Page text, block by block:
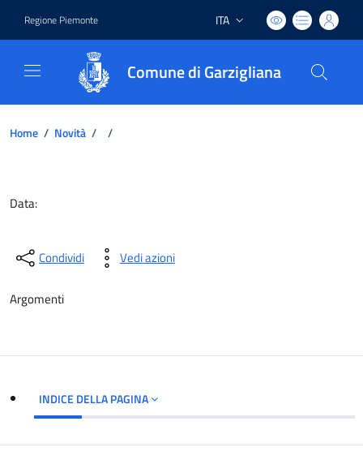
Regione Piemonte Lingua attiva:
ITA
Comune di Garzigliana
Home / Novità / /
Data:
Condividi Vedi azioni
Argomenti
INDICE DELLA PAGINA